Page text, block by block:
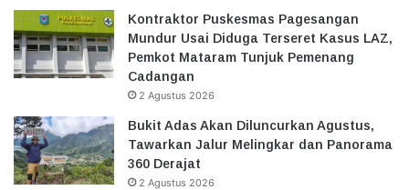
Kontraktor Puskesmas Pagesangan
Mundur Usai Diduga Terseret Kasus LAZ,
Pemkot Mataram Tunjuk Pemenang
Cadangan
2 Agustus 2026
Bukit Adas Akan Diluncurkan Agustus,
Tawarkan Jalur Melingkar dan Panorama
360 Derajat
2 Agustus 2026